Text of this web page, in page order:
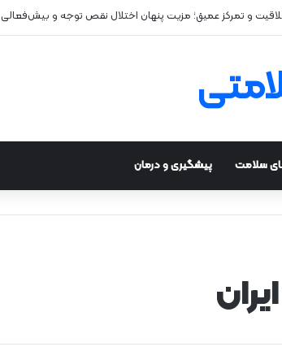
و تمرکز عمیق؛ مزیت پنهان اختلال نقص توجه و بیش‌فعالی
سلامت پیشگیری و درمان